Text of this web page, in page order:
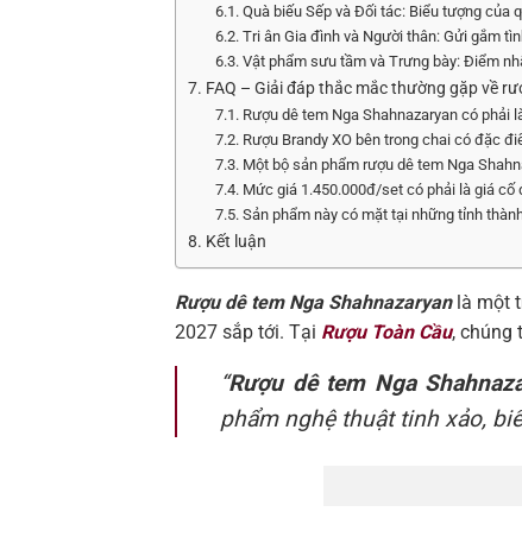
6.1. Quà biếu Sếp và Đối tác: Biểu tượng của
6.2. Tri ân Gia đình và Người thân: Gửi gắm
6.3. Vật phẩm sưu tầm và Trưng bày: Điểm
7. FAQ – Giải đáp thắc mắc thường gặp về
7.1. Rượu dê tem Nga Shahnazaryan có phải
7.2. Rượu Brandy XO bên trong chai có đặc
7.3. Một bộ sản phẩm rượu dê tem Nga
7.4. Mức giá 1.450.000đ/set có phải là giá cố
7.5. Sản phẩm này có mặt tại những tỉnh
8. Kết luận
Rượu dê tem Nga Shahnazaryanlà một
2027 sắp tới. Tại Rượu Toàn Cầu, chúng
“Rượu dê tem Nga
phẩm nghệ thuật tinh xảo,